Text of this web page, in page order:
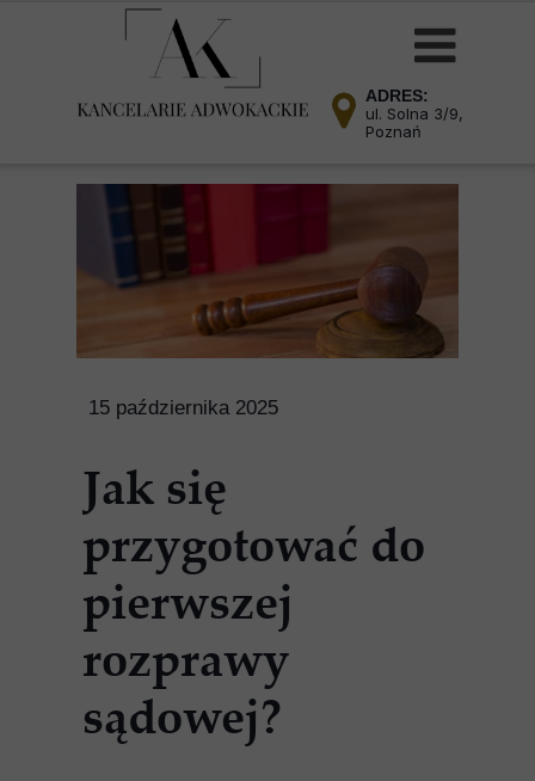
ADRES:
ul. Solna 3/9,
Poznań
Jak się
przygotować do
pierwszej
rozprawy
sądowej?
15 października 2025